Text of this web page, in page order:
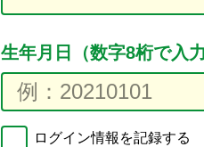
生年月日（数字8桁で入力
ログイン情報を記録する